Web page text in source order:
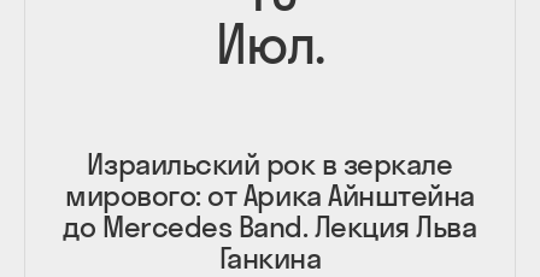
Июл.
Израильский рок в зеркале
мирового: от Арика Айнштейна
до Mercedes Band. Лекция Льва
Ганкина